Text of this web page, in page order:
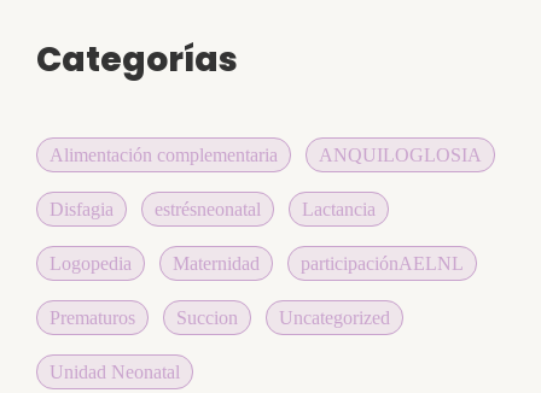
Categorías
Alimentación complementaria ANQUILOGLOSIA
Disfagia estrésneonatal Lactancia
Logopedia Maternidad participaciónAELNL
Prematuros Succion Uncategorized
Unidad Neonatal